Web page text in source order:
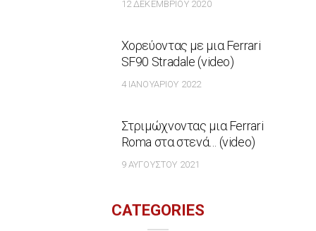
12 ΔΕΚΕΜΒΡΊΟΥ 2020
Χορεύοντας με μια Ferrari
SF90 Stradale (video)
4 ΙΑΝΟΥΑΡΊΟΥ 2022
Στριμώχνοντας μια Ferrari
Roma στα στενά… (video)
9 ΑΥΓΟΎΣΤΟΥ 2021
CATEGORIES